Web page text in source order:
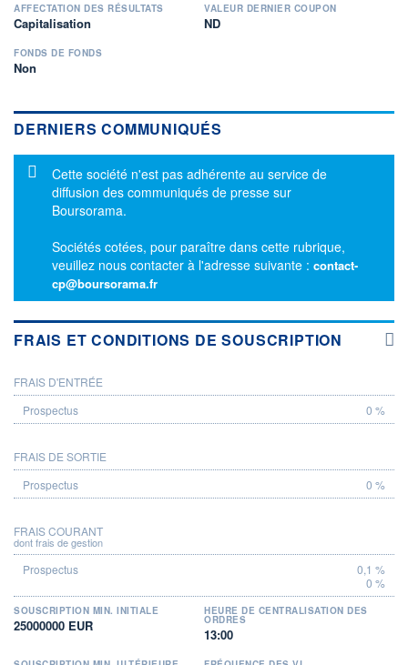
AFFECTATION DES RÉSULTATS
Capitalisation
VALEUR DERNIER COUPON
ND
FONDS DE FONDS
Non
DERNIERS COMMUNIQUÉS
Message d'information
Cette société n'est pas adhérente au service de
diffusion des communiqués de presse sur
Boursorama.
Sociétés cotées, pour paraître dans cette rubrique,
veuillez nous contacter à l'adresse suivante : contact-
cp@boursorama.fr
FRAIS ET CONDITIONS DE SOUSCRIPTION
PROSPECTUS
FRAIS D'ENTRÉE
0 %
FRAIS DE SORTIE
0 %
FRAIS COURANT
dont frais de gestion
0,1 %
0 %
SOUSCRIPTION MIN. INITIALE
25000000 EUR
HEURE DE CENTRALISATION DES
ORDRES
13:00